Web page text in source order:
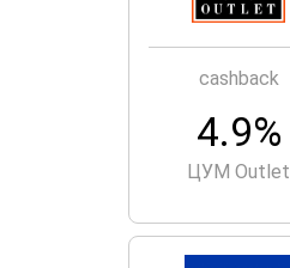
cashback
4.9%
ЦУМ Outlet